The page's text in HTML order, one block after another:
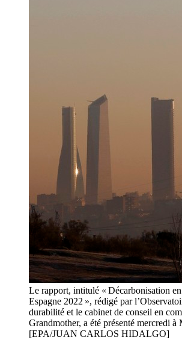
Le rapport, intitulé « Décarbonisation en
Espagne 2022 », rédigé par
durabilité et le cabinet de conseil en
Grandmother, a été présenté mercredi à
[EPA/JUAN CARLOS HIDALGO]